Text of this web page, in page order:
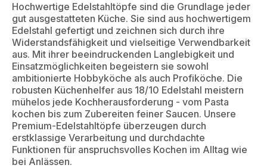
Hochwertige Edelstahltöpfe sind die Grundlage jeder
gut ausgestatteten Küche. Sie sind aus hochwertigem
Edelstahl gefertigt und zeichnen sich durch ihre
Widerstandsfähigkeit und vielseitige Verwendbarkeit
aus. Mit ihrer beeindruckenden Langlebigkeit und
Einsatzmöglichkeiten begeistern sie sowohl
ambitionierte Hobbyköche als auch Profiköche. Die
robusten Küchenhelfer aus 18/10 Edelstahl meistern
mühelos jede Kochherausforderung - vom Pasta
kochen bis zum Zubereiten feiner Saucen. Unsere
Premium-Edelstahltöpfe überzeugen durch
erstklassige Verarbeitung und durchdachte
Funktionen für anspruchsvolles Kochen im Alltag wie
bei Anlässen.